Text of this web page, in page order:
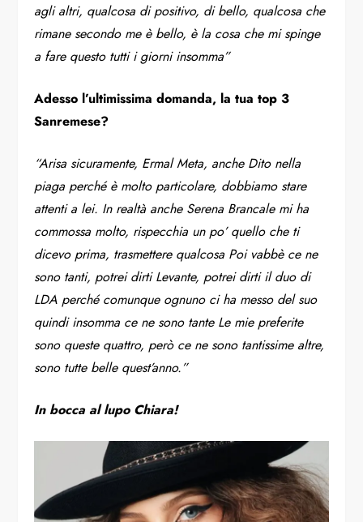
agli altri, qualcosa di positivo, di bello, qualcosa che
rimane secondo me è bello, è la cosa che mi spinge
a fare questo tutti i giorni insomma”
Adesso l’ultimissima domanda, la tua top 3
Sanremese?
“Arisa sicuramente, Ermal Meta, anche Dito nella
piaga perché è molto particolare, dobbiamo stare
attenti a lei. In realtà anche Serena Brancale mi ha
commossa molto, rispecchia un po’ quello che ti
dicevo prima, trasmettere qualcosa Poi vabbè ce ne
sono tanti, potrei dirti Levante, potrei dirti il duo di
LDA perché comunque ognuno ci ha messo del suo
quindi insomma ce ne sono tante Le mie preferite
sono queste quattro, però ce ne sono tantissime altre,
sono tutte belle quest’anno.”
In bocca al lupo Chiara!